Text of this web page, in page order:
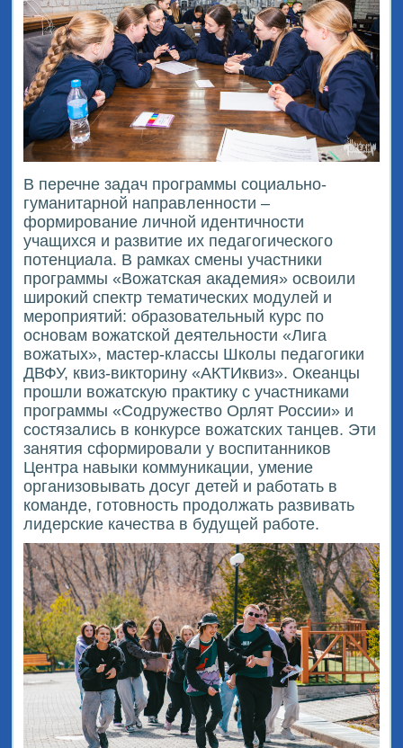
В перечне задач программы социально-
гуманитарной направленности –
формирование личной идентичности
учащихся и развитие их педагогического
потенциала. В рамках смены участники
программы «Вожатская академия» освоили
широкий спектр тематических модулей и
мероприятий: образовательный курс по
основам вожатской деятельности «Лига
вожатых», мастер‑классы Школы педагогики
ДВФУ, квиз‑викторину «АКТИквиз». Океанцы
прошли вожатскую практику с участниками
программы «Содружество Орлят России» и
состязались в конкурсе вожатских танцев. Эти
занятия сформировали у воспитанников
Центра навыки коммуникации, умение
организовывать досуг детей и работать в
команде, готовность продолжать развивать
лидерские качества в будущей работе.